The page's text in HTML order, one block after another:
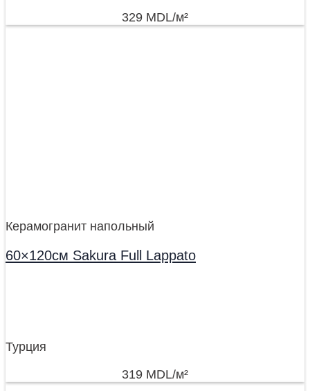
329 MDL/м²
Керамогранит напольный
60×120см Sakura Full Lappato
Турция
319 MDL/м²